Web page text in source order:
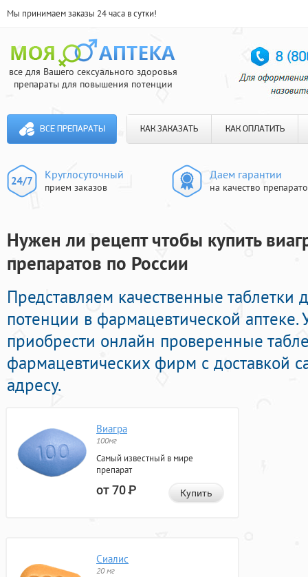
Мы принимаем заказы 24 часа в сутки!
все для Вашего сексуального здоровья
препараты для повышения потенции
ВСЕ ПРЕПАРАТЫ КАК ЗАКАЗАТЬ КАК ОПЛАТИТЬ
Круглосуточный
прием заказов
Даем гарантии
на качество
Нужен ли рецепт чтобы купить
препаратов по России
Представляем качественные таблетки
потенции в фармацевтической
приобрести онлайн проверенные
фармацевтических фирм с доставкой
адресу.
Виагра
100мг
Самый известный в мире
препарат
от 70Р Купить
Сиалис
20 мг